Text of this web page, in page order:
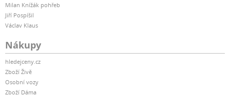
Milan Knížák pohřeb
Jiří Pospíšil
Václav Klaus
Nákupy
hledejceny.cz
Zboží Živě
Osobní vozy
Zboží Dáma